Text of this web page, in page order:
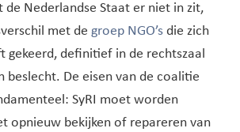
Nederlandse Staat er niet in zit,
met de groep NGO’sdie zich
gekeerd, definitief in de rechtszaal
beslecht. De eisen van de coalitie
SyRI moet worden
opnieuw bekijken of repareren van